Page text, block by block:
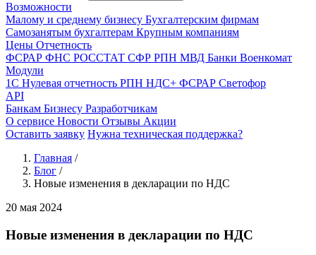
Возможности
Малому и среднему бизнесу Бухгалтерским фирмам
Самозанятым бухгалтерам Крупным компаниям
Цены Отчетность
ФСРАР ФНС РОССТАТ СФР РПН МВД Банки Военкомат
Модули
1С Нулевая отчетность РПН НДС+ ФСРАР Светофор
API
Банкам Бизнесу Разработчикам
О сервисе Новости Отзывы Акции
Оставить заявку Нужна техническая поддержка?
Главная /
Блог /
Новые изменения в декларации по НДС
20 мая 2024
Новые изменения в декларации по НДС